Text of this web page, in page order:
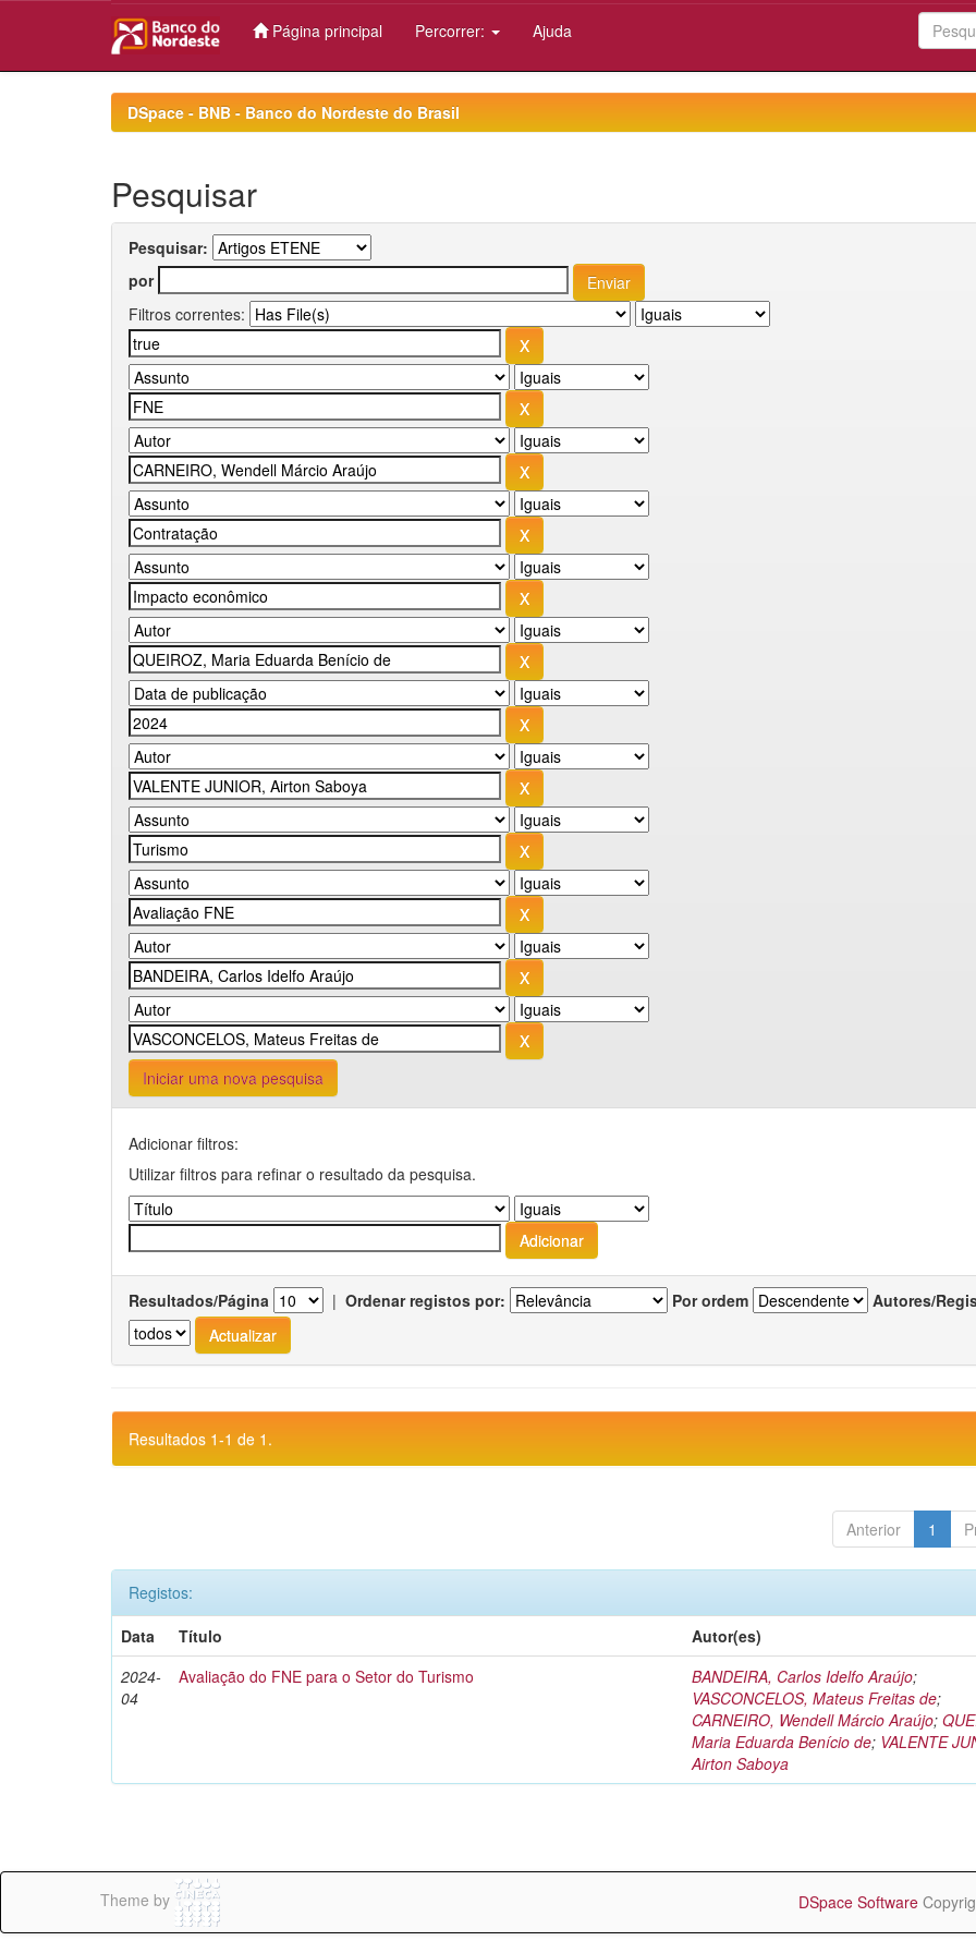
Página principal Percorrer: Ajuda
DSpace - BNB - Banco do Nordeste do Brasil
Pesquisar
Pesquisar:
por
Filtros correntes:
Iniciar uma nova pesquisa
Adicionar filtros:
Utilizar filtros para refinar o resultado da pesquisa.
Resultados/Página | Ordenar registos por: Por ordem Autores/
Resultados 1-1 de 1.
Anterior 1
Registos:
Data
Título
Autor(es)
2024-
04
Avaliação do FNE para o Setor do Turismo BANDEIRA, Carlos Idelfo Araújo;
VASCONCELOS, Mateus Freitas de;
CARNEIRO, Wendell Márcio Araújo;
Maria Eduarda Benício de; VALENTE
Airton Saboya
Theme by DSpace Software